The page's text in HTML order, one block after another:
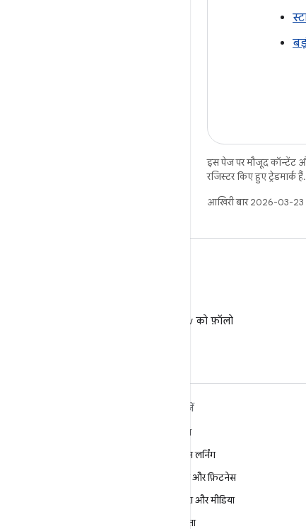
इस पेज पर मौजूद कॉन्टेंट
रजिस्टर किए हुए ट्रेडमार्क हैं.
आखिरी बार 2026-03-23
X पर @AndroidDev को फ़ॉलो
खोजें
गेमिंग
मशीन लर्निंग
सेहत और फ़िटनेस
कैमरा और मीडिया
निजता